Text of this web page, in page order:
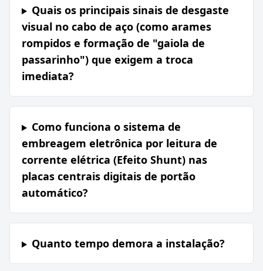
Quais os principais sinais de desgaste
visual no cabo de aço (como arames
rompidos e formação de "gaiola de
passarinho") que exigem a troca
imediata?
Como funciona o sistema de
embreagem eletrônica por leitura de
corrente elétrica (Efeito Shunt) nas
placas centrais digitais de portão
automático?
Quanto tempo demora a instalação?